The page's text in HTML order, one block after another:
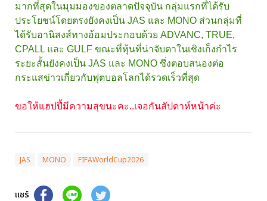
มากที่สุดในมุมมองของตลาดปัจจุบัน กลุ่มแรกที่ได้รับ
ประโยชน์โดยตรงยังคงเป็น JAS และ MONO ส่วนกลุ่มที่
ได้รับอานิสงส์ทางอ้อมประกอบด้วย ADVANC, TRUE,
CPALL และ GULF ขณะที่หุ้นที่น่าจับตาในเชิงเก็งกำไร
ระยะสั้นยังคงเป็น JAS และ MONO ซึ่งตอบสนองต่อ
กระแสข่าวเกี่ยวกับฟุตบอลโลกได้รวดเร็วที่สุด
ขอให้แฮปปี้มีความสุขนะคะ..เจอกันสัปดาห์หน้าค่ะ
JAS MONO FIFAWorldCup2026
แชร์